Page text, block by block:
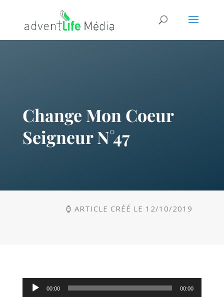
Change Mon Coeur
Seigneur N°47
⌚ ARTICLE CRÉÉ LE 12/10/2019
Lecteur
00:00 00:00